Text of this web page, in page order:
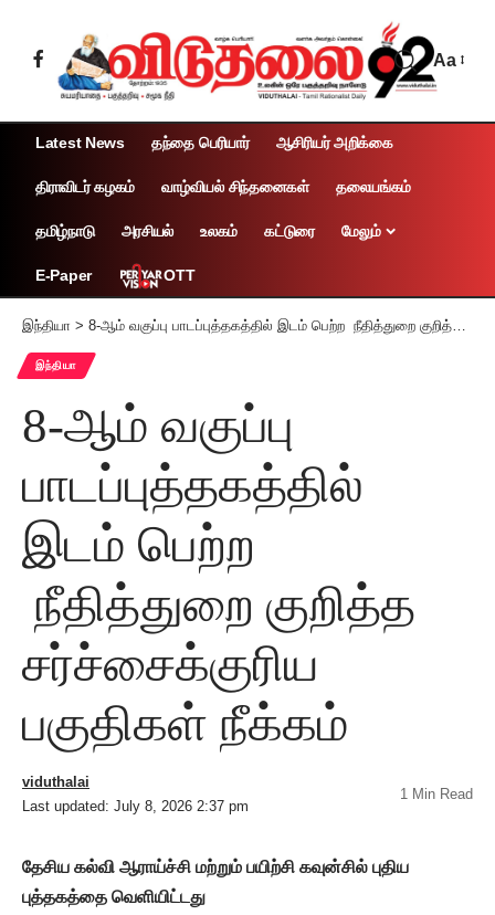
Aa
Latest News தந்தை பெரியார் ஆசிரியர் அறிக்கை
திராவிடர் கழகம் வாழ்வியல் சிந்தனைகள் தலையங்கம்
தமிழ்நாடு அரசியல் உலகம் கட்டுரை மேலும்
E-Paper OTT
இந்தியா > 8-ஆம் வகுப்பு பாடப்புத்தகத்தில் இடம் பெற்ற நீதித்துறை குறித்த சர்ச்சைக்குரிய பகுதிகள் நீக்கம்
இந்தியா
8-ஆம் வகுப்பு
பாடப்புத்தகத்தில்
இடம் பெற்ற
நீதித்துறை குறித்த
சர்ச்சைக்குரிய
பகுதிகள் நீக்கம்
Last updated: July 8, 2026 2:37 pm
viduthalai
1 Min Read
தேசிய கல்வி ஆராய்ச்சி மற்றும் பயிற்சி கவுன்சில் புதிய
புத்தகத்தை வெளியிட்டது